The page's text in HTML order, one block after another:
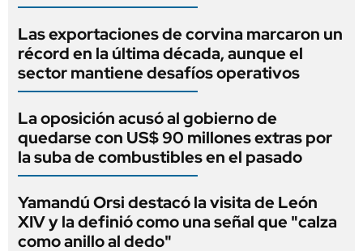
Las exportaciones de corvina marcaron un
récord en la última década, aunque el
sector mantiene desafíos operativos
La oposición acusó al gobierno de
quedarse con US$ 90 millones extras por
la suba de combustibles en el pasado
Yamandú Orsi destacó la visita de León
XIV y la definió como una señal que "calza
como anillo al dedo"